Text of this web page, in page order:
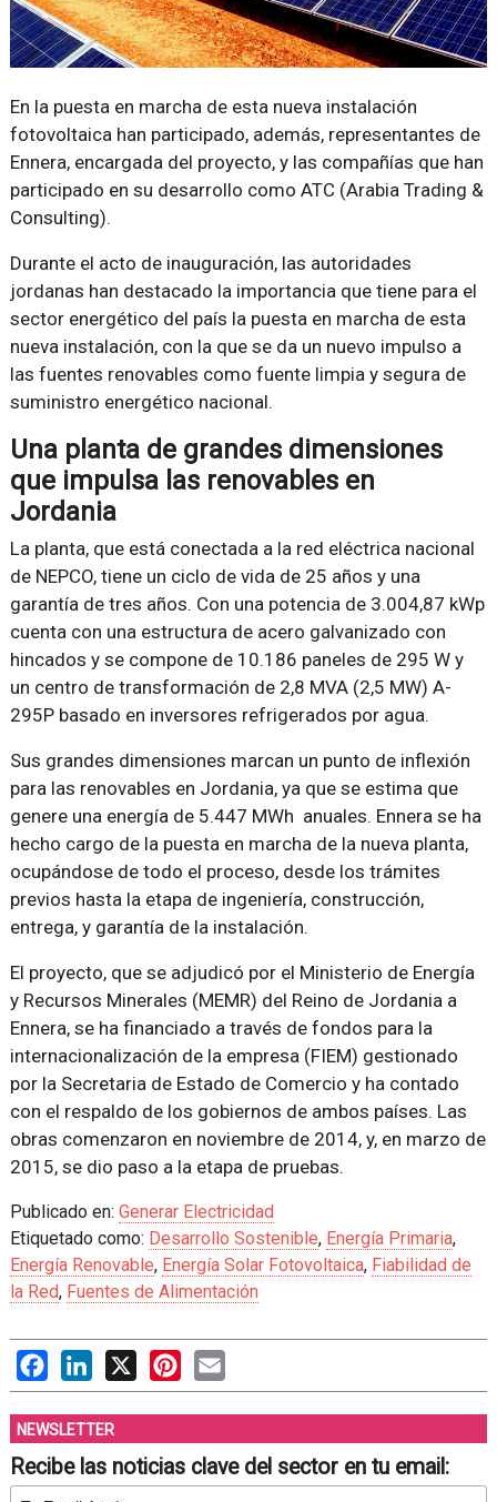
En la puesta en marcha de esta nueva instalación
fotovoltaica han participado, además, representantes de
Ennera, encargada del proyecto, y las compañías que han
participado en su desarrollo como ATC (Arabia Trading &
Consulting).
Durante el acto de inauguración, las autoridades
jordanas han destacado la importancia que tiene para el
sector energético del país la puesta en marcha de esta
nueva instalación, con la que se da un nuevo impulso a
las fuentes renovables como fuente limpia y segura de
suministro energético nacional.
Una planta de grandes dimensiones
que impulsa las renovables en
Jordania
La planta, que está conectada a la red eléctrica nacional
de NEPCO, tiene un ciclo de vida de 25 años y una
garantía de tres años. Con una potencia de 3.004,87 kWp
cuenta con una estructura de acero galvanizado con
hincados y se compone de 10.186 paneles de 295 W y
un centro de transformación de 2,8 MVA (2,5 MW) A-
295P basado en inversores refrigerados por agua.
Sus grandes dimensiones marcan un punto de inflexión
para las renovables en Jordania, ya que se estima que
genere una energía de 5.447 MWh anuales. Ennera se ha
hecho cargo de la puesta en marcha de la nueva planta,
ocupándose de todo el proceso, desde los trámites
previos hasta la etapa de ingeniería, construcción,
entrega, y garantía de la instalación.
El proyecto, que se adjudicó por el Ministerio de Energía
y Recursos Minerales (MEMR) del Reino de Jordania a
Ennera, se ha financiado a través de fondos para la
internacionalización de la empresa (FIEM) gestionado
por la Secretaria de Estado de Comercio y ha contado
con el respaldo de los gobiernos de ambos países. Las
obras comenzaron en noviembre de 2014, y, en marzo de
2015, se dio paso a la etapa de pruebas.
Publicado en: Generar Electricidad
Etiquetado como: Desarrollo Sostenible, Energía Primaria,
Energía Renovable, Energía Solar Fotovoltaica, Fiabilidad de
la Red, Fuentes de Alimentación
FacebookLinkedIn
X PinterestEmail
NEWSLETTER
Recibe las noticias clave del sector en tu email: